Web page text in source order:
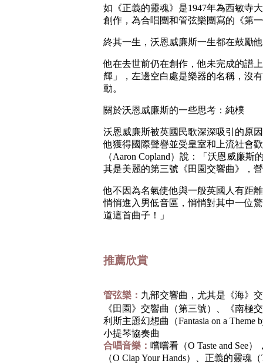
如《正義的靈魂》是1947年為西敏寺
創作，為合唱團和管弦樂團寫的《第
終其一生，沃恩威廉斯一生都在鼓勵
他在去世前仍在創作，他未完成的譜
輝」，左邊空白處是樂器的名稱，沒
動。
關於沃恩威廉斯的一些思考：純樸
沃恩威廉斯被英國民歌深深吸引的原
他獲得國際聲譽並受皇室和上流社會
（Aaron Copland）說：「沃恩威廉
其是美麗的第三號《田園交響曲》，
他不因為名氣使他與一般英國人有距
悄悄進入男低音區，悄悄對其中一位
道這首曲子！」
推薦欣賞
管弦樂： 九部交響曲，尤其是《海》
《田園》交響曲（第三號）、《南極
利斯主題幻想曲（Fantasia on a
小提琴協奏曲
合唱音樂： 嚐嚐看（O Taste and See
（O Clap Your Hands）、正義的靈魂